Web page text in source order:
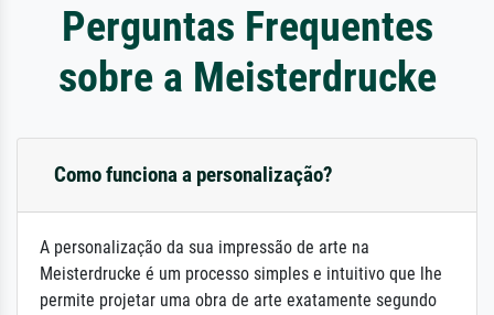
Perguntas Frequentes
sobre a Meisterdrucke
Como funciona a personalização?
A personalização da sua impressão de arte na
Meisterdrucke é um processo simples e intuitivo que lhe
permite projetar uma obra de arte exatamente segundo